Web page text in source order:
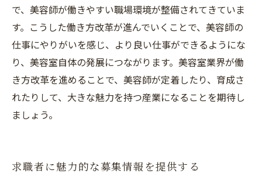
で、美容師が働きやすい職場環境が整備されてきていま
す。こうした働き方改革が進んでいくことで、美容師の
仕事にやりがいを感じ、より良い仕事ができるようにな
り、美容室自体の発展につながります。美容室業界が働
き方改革を進めることで、美容師が定着したり、育成さ
れたりして、大きな魅力を持つ産業になることを期待し
ましょう。
求職者に魅力的な募集情報を提供する